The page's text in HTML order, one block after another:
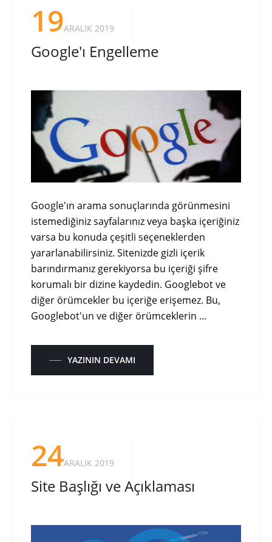
19ARALIK 2019
Google'ı Engelleme
Google'ın arama sonuçlarında görünmesini
istemediğiniz sayfalarınız veya başka içeriğiniz
varsa bu konuda çeşitli seçeneklerden
yararlanabilirsiniz. Sitenizde gizli içerik
barındırmanız gerekiyorsa bu içeriği şifre
korumalı bir dizine kaydedin. Googlebot ve
diğer örümcekler bu içeriğe erişemez. Bu,
Googlebot'un ve diğer örümceklerin ...
YAZININ DEVAMI
24ARALIK 2019
Site Başlığı ve Açıklaması